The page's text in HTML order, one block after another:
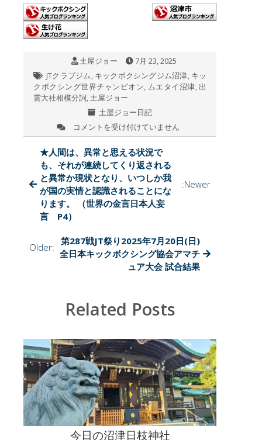
tt
er
e
b
o
o
k
a
土屋ジョー
7月 23, 2025
JTクラブジム, キックボクシングジム沼津, キッ
クボクシング世界チャンピオン, ムエタイ沼津, 出
雲大社相模分詞,土屋ジョー
土屋ジョー日記
今
日
の
出
雲
大
社
相
詞
の
も
ち
ん
は
コメントを受け付けていません
★人間は、異常と思える状況で
も、それが連続してくり返される
と異常か現状となり、いつしか我
が国の実情と認識されることにな
ります。 （世界の金言日本人妄
言 P4）
:Newer
Older:
第287戦JT祭り2025年7月20日(日)
全日本キックボクシング協会アマチ
ュア大会 試合結果
Related Posts
今日の沼津日枝神社